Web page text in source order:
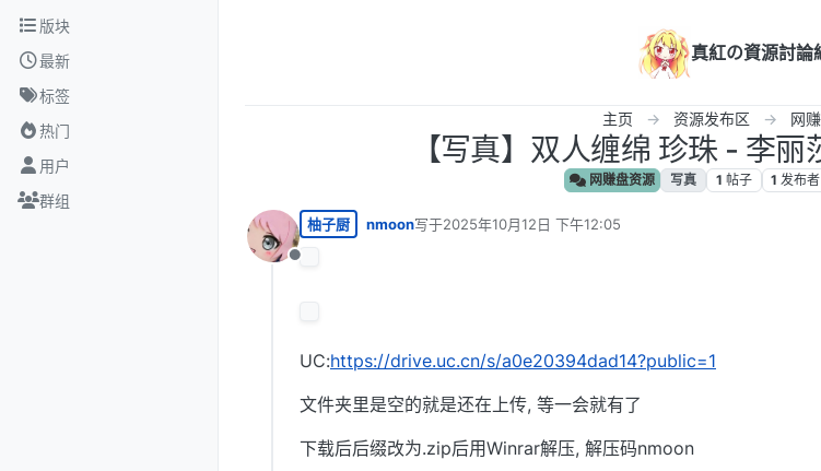
跳转至内容
版块
最新
标签
热门
用户
群组
真紅の資源討論
主页 资源发布区 网
【写真】双人缠绵 珍珠 - 李丽
网赚盘资源 写真 1 帖子 1 发布者
离线
柚子厨 nmoon写于2025年10月12日 下午12:05
最后由 编辑
UC:https://drive.uc.cn/s/a0e20394dad14?public=1
文件夹里是空的就是还在上传, 等一会就有了
下载后后缀改为.zip后用Winrar解压, 解压码nmoon